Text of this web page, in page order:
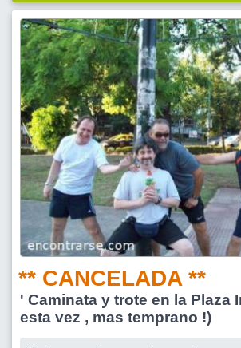
** CANCELADA **
' Caminata y trote en la Plaza
esta vez , mas temprano !)